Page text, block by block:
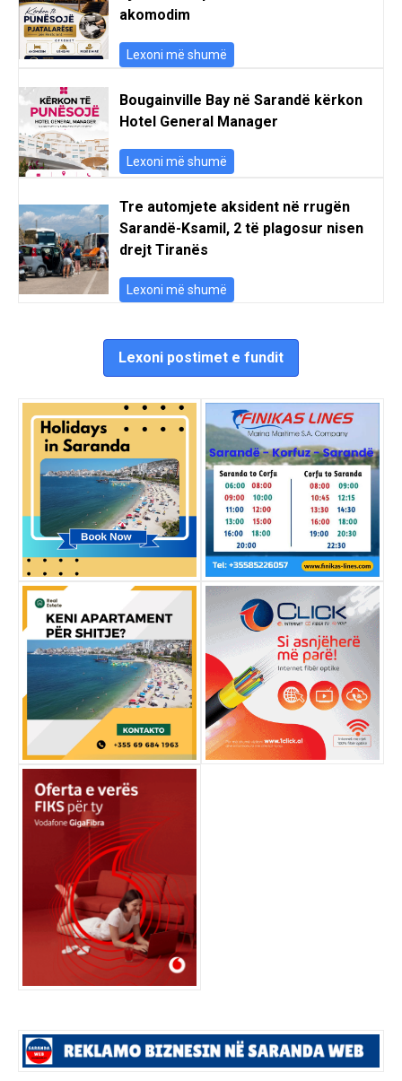
akomodim
Lexoni më shumë
Bougainville Bay në Sarandë kërkon
Hotel General Manager
Lexoni më shumë
Tre automjete aksident në rrugën
Sarandë-Ksamil, 2 të plagosur nisen
drejt Tiranës
Lexoni më shumë
Lexoni postimet e fundit